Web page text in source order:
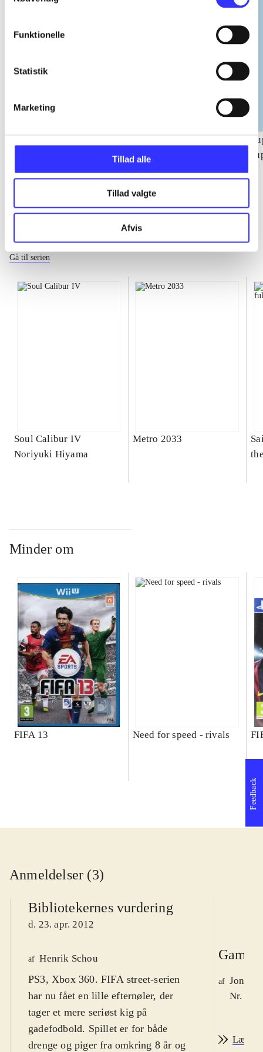
Funktionelle
Statistik
Marketing
Tillad alle
Tillad valgte
Afvis
Gå til serien
Soul Calibur IV
Noriyuki Hiyama
Metro 2033
Minder om
FIFA 13 Need for speed - rivals
Anmeldelser (3)
Bibliotekernes vurdering
d. 23. apr. 2012
af Henrik Schou
PS3, Xbox 360. FIFA street-serien
har nu fået en lille efternøler, der
tager et mere seriøst kig på
gadefodbold. Spillet er for både
drenge og piger fra omkring 8 år og
Game
af Jonas
Nr.
Læs
Feedback